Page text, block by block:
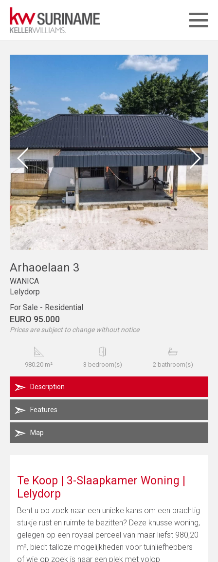
Arhaoelaan 3
WANICA
Lelydorp
For Sale - Residential
EURO 95.000
Prices are subject to change without notice
980.20 m² 3 bedroom(s) 2 bathroom(s)
Description
Features
Map
Te Koop | 3-Slaapkamer Woning |
Lelydorp
Bent u op zoek naar een unieke kans om een prachtig
stukje rust en ruimte te bezitten? Deze knusse woning,
gelegen op een royaal perceel van maar liefst 980,20
m², biedt talloze mogelijkheden voor tuinliefhebbers
of wie op zoek is naar een plek met volop